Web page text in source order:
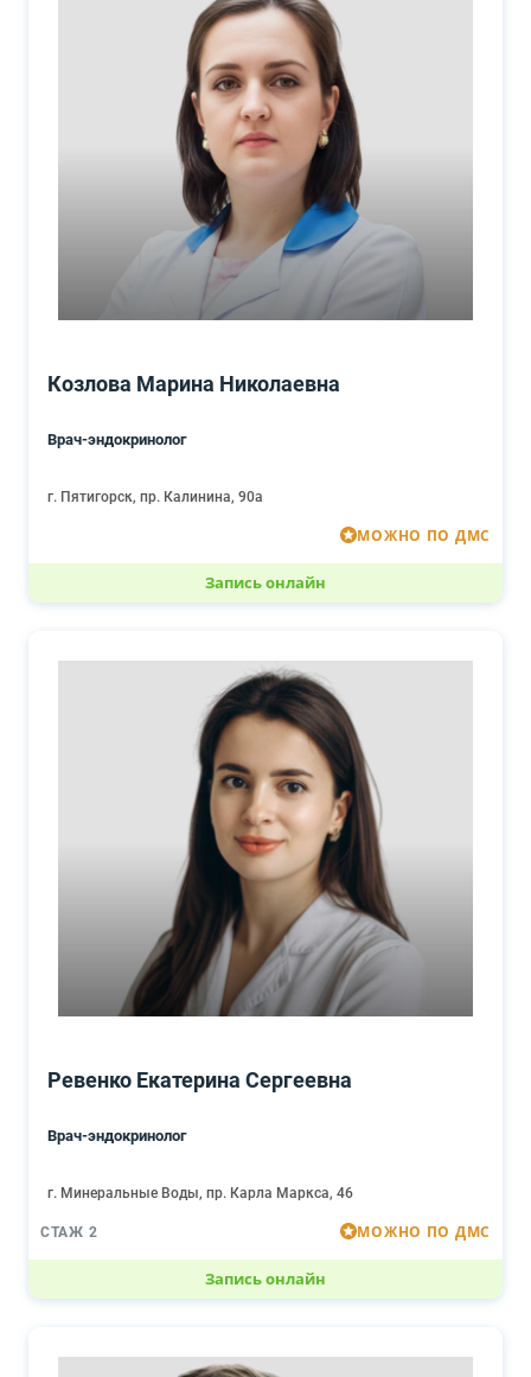
Козлова Марина Николаевна
Врач-эндокринолог
г. Пятигорск, пр. Калинина, 90а
МОЖНО ПО ДМС
Запись онлайн
Ревенко Екатерина Сергеевна
Врач-эндокринолог
г. Минеральные Воды, пр. Карла Маркса, 46
СТАЖ 2 МОЖНО ПО ДМС
Запись онлайн